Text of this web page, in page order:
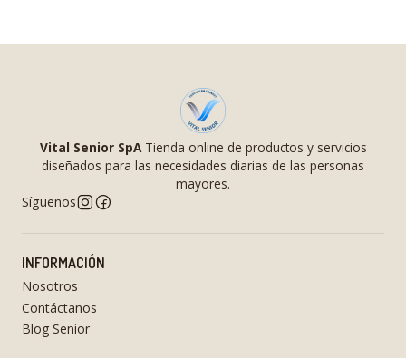
Vital Senior SpATienda online de productos y servicios
diseñados para las necesidades diarias de las personas
mayores.
Síguenos
INFORMACIÓN
Nosotros
Contáctanos
Blog Senior